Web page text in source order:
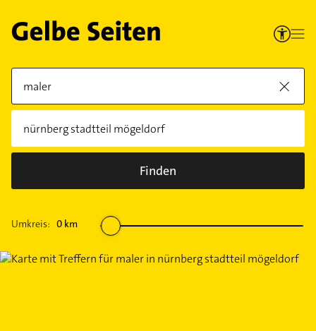
Finden
Umkreis: 0 km